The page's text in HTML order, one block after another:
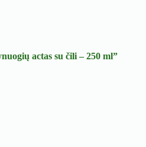
actas su čili – 250 ml”